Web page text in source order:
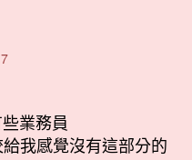
業務員
我感覺沒有這部分的